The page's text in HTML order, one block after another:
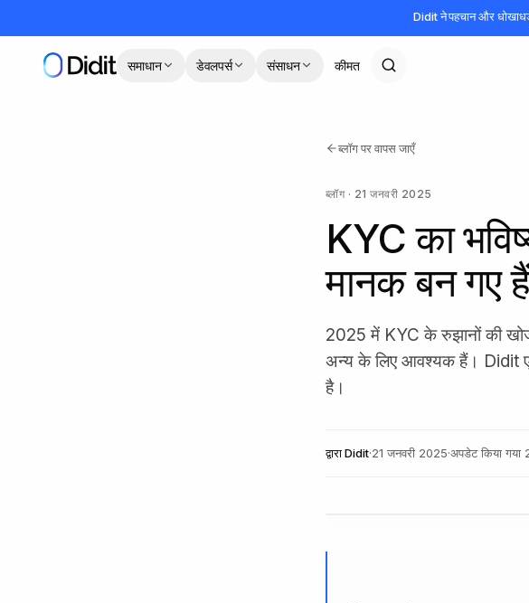
Didit ने पहचान और
समाधान डेवलपर्स संसाधन कीमत
ब्लॉग पर वापस जाएँ
ब्लॉग· 21 जनवरी 2025
KYC का
मानक बन गए
2025 में KYC के रुझानों की
अन्य के लिए आवश्यक हैं। Didit
है।
द्वाराDidit·21 जनवरी 2025·अपडेट किया गया